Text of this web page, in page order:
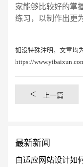
家能够比较好的掌
练习，以制作出更
如没特殊注明，文章均
https://
< 上一篇
最新新闻
自适应网站设计如